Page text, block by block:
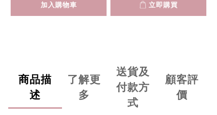
加入購物車 立即購買
商品描
述
了解更
多
送貨及
付款方
式
顧客評
價